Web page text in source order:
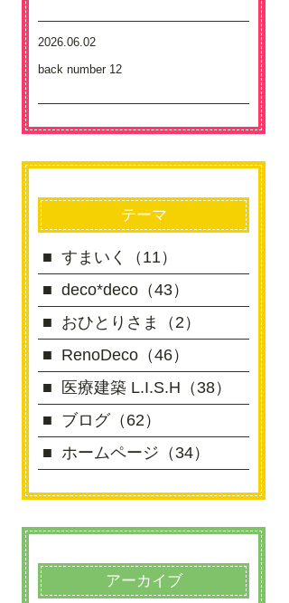
2026.06.02
back number 12
テーマ
すまいく（11）
deco*deco（43）
おひとりさま（2）
RenoDeco（46）
医療建築 L.I.S.H（38）
ブログ（62）
ホームページ（34）
アーカイブ